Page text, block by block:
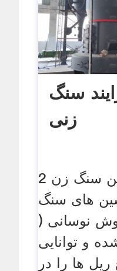
سنگ
زنی
2 ا کتبر 2012 . ماشین سنگ زن
های سنگ
نوسانی (
و توانایی
ها را در